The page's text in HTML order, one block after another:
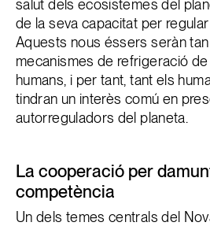
salut dels ecosistemes del
de la seva capacitat per
Aquests nous éssers seràn
mecanismes de refrigeració
humans, i per tant, tant els
tindran un interès comú en
autorreguladors del planeta.
La cooperació per
competència
Un dels temes centrals del